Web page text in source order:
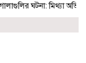
ঘটনা: মিথ্যা অভিযোগে